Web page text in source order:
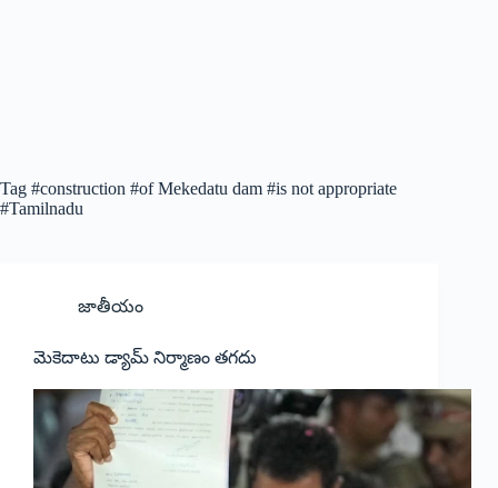
Tag #construction #of Mekedatu dam #is not appropriate
#Tamilnadu
జాతీయం
మెకెదాటు డ్యామ్ నిర్మాణం త‌గ‌దు